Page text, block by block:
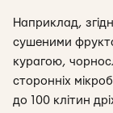
Наприклад,
сушеними
курагою,
сторонніх
до 100 клітин